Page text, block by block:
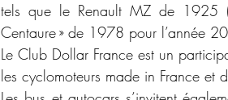
tels que le Renault MZ de 1925
Centaure » de 1978 pour l’année
Le Club Dollar France est un
les cyclomoteurs made in France et